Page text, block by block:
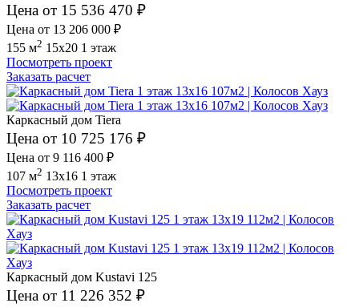
Цена от 15 536 470 ₽
Цена от 13 206 000 ₽
155 м2 15x20 1 этаж
Посмотреть проект
Заказать расчет
Каркасный дом Tiera
Цена от 10 725 176 ₽
Цена от 9 116 400 ₽
107 м2 13x16 1 этаж
Посмотреть проект
Заказать расчет
Каркасный дом Kustavi 125
Цена от 11 226 352 ₽